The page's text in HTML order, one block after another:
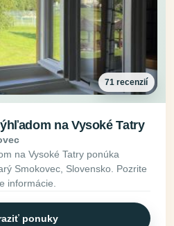
71 recenzií
na Vysoké Tatry
na Vysoké Tatry ponúka
Smokovec, Slovensko. Pozrite
informácie.
ponuky